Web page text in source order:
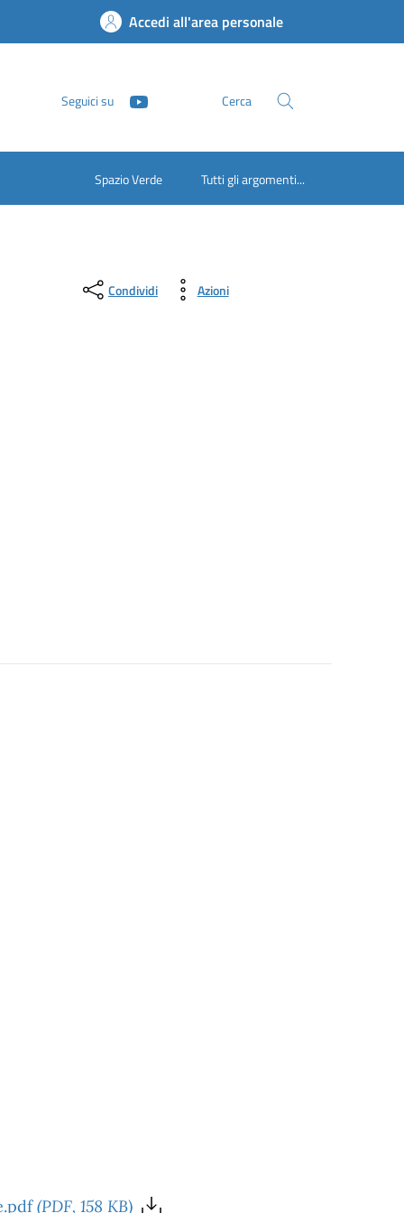
Accedi all'area personale
Seguici su Cerca
Spazio Verde Tutti gli argomenti...
Condividi Azioni
(PDF, 158 KB)